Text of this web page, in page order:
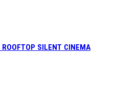
SILENT CINEMA